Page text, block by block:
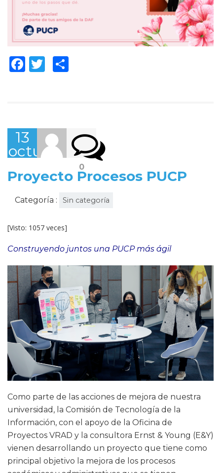
Facebook
Twitter
13
octubre,
0
Proyecto Procesos PUCP
Categoría : Sin categoría
[Visto: 1057 veces]
Construyendo juntos una PUCP más ágil
Como parte de las acciones de mejora de nuestra
universidad, la Comisión de Tecnología de la
Información, con el apoyo de la Oficina de
Proyectos VRAD y la consultora Ernst & Young (E&Y)
vienen desarrollando un proyecto que tiene como
principal objetivo la mejora de los procesos